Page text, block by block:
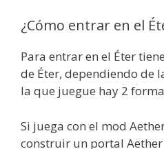
¿Cómo entrar en el
Para entrar en el Éter
de Éter, dependiendo de
la que juegue hay 2
Si juega con el mod
construir un portal